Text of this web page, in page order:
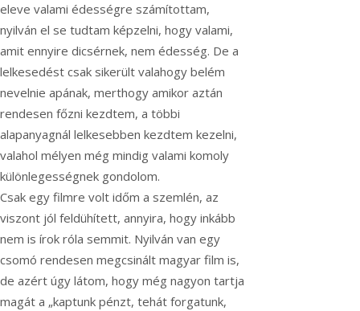
eleve valami édességre számítottam,
nyilván el se tudtam képzelni, hogy valami,
amit ennyire dicsérnek, nem édesség. De a
lelkesedést csak sikerült valahogy belém
nevelnie apának, merthogy amikor aztán
rendesen főzni kezdtem, a többi
alapanyagnál lelkesebben kezdtem kezelni,
valahol mélyen még mindig valami komoly
különlegességnek gondolom.
Csak egy filmre volt időm a szemlén, az
viszont jól feldühített, annyira, hogy inkább
nem is írok róla semmit. Nyilván van egy
csomó rendesen megcsinált magyar film is,
de azért úgy látom, hogy még nagyon tartja
magát a „kaptunk pénzt, tehát forgatunk,